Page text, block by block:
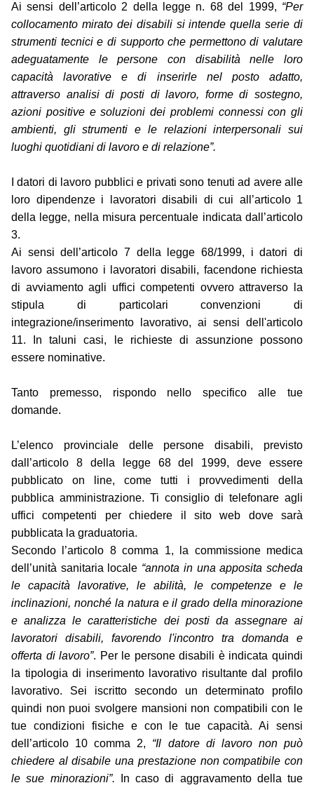
Ai sensi dell’articolo 2 della legge n. 68 del 1999, “Per
collocamento mirato dei disabili si intende quella serie di
strumenti tecnici e di supporto che permettono di valutare
adeguatamente le persone con disabilità nelle loro
capacità lavorative e di inserirle nel posto adatto,
attraverso analisi di posti di lavoro, forme di sostegno,
azioni positive e soluzioni dei problemi connessi con gli
ambienti, gli strumenti e le relazioni interpersonali sui
luoghi quotidiani di lavoro e di relazione”.
I datori di lavoro pubblici e privati sono tenuti ad avere alle
loro dipendenze i lavoratori disabili di cui all’articolo 1
della legge, nella misura percentuale indicata dall’articolo
3.
Ai sensi dell’articolo 7 della legge 68/1999, i datori di
lavoro assumono i lavoratori disabili, facendone richiesta
di avviamento agli uffici competenti ovvero attraverso la
stipula di particolari convenzioni di
integrazione/inserimento lavorativo, ai sensi dell'articolo
11. In taluni casi, le richieste di assunzione possono
essere nominative.
Tanto premesso, rispondo nello specifico alle tue
domande.
L’elenco provinciale delle persone disabili, previsto
dall’articolo 8 della legge 68 del 1999, deve essere
pubblicato on line, come tutti i provvedimenti della
pubblica amministrazione. Ti consiglio di telefonare agli
uffici competenti per chiedere il sito web dove sarà
pubblicata la graduatoria.
Secondo l’articolo 8 comma 1, la commissione medica
dell’unità sanitaria locale “annota in una apposita scheda
le capacità lavorative, le abilità, le competenze e le
inclinazioni, nonché la natura e il grado della minorazione
e analizza le caratteristiche dei posti da assegnare ai
lavoratori disabili, favorendo l'incontro tra domanda e
offerta di lavoro”. Per le persone disabili è indicata quindi
la tipologia di inserimento lavorativo risultante dal profilo
lavorativo. Sei iscritto secondo un determinato profilo
quindi non puoi svolgere mansioni non compatibili con le
tue condizioni fisiche e con le tue capacità. Ai sensi
dell’articolo 10 comma 2, “Il datore di lavoro non può
chiedere al disabile una prestazione non compatibile con
le sue minorazioni”.
In caso di aggravamento della tue